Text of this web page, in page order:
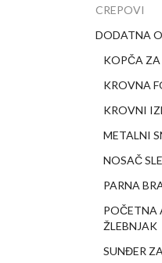
CREPOVI
DODATNA
KOPČA
KROVNA
KROVNI
METALNI
NOSAČ
PARNA
POČETNA
ŽLEBNJAK
SUNĐER